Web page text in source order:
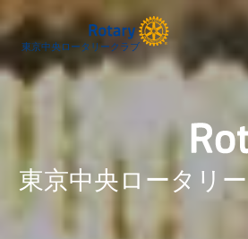
東京中央ロータリークラブ
東京中央ロータリ